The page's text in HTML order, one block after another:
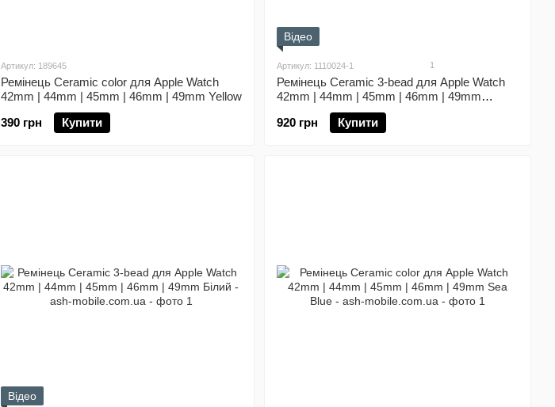
Артикул: 189645
Ремінець Ceramic color для Apple Watch
42mm | 44mm | 45mm | 46mm | 49mm Yellow
390 грн
Купити
Відео
Артикул: 1110024-1 1
Ремінець Ceramic 3-bead для Apple Watch
42mm | 44mm | 45mm | 46mm | 49mm
920 грн
Купити
Відео